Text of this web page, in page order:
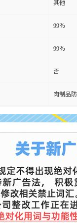
其他
99％
99％
否
肉制品